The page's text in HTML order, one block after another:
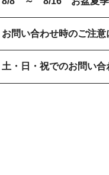
お問い合わせ時のご注意
土・日・祝でのお問い合